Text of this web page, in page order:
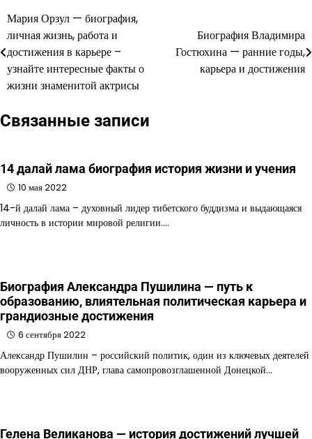
Навигация
по
записям
Мария Орзул — биография,
личная жизнь, работа и
достижения в карьере –
узнайте интересные факты о
жизни знаменитой актрисы
Биография Владимира
Гостюхина — ранние годы,
карьера и достижения
Связанные записи
14 далай лама биография история жизни и учения
10 мая 2022
14-й далай лама – духовный лидер тибетского буддизма и выдающаяся
личность в истории мировой религии.…
Биография Александра Пушилина — путь к
образованию, влиятельная политическая карьера и
грандиозные достижения
6 сентября 2022
Александр Пушилин – российский политик, один из ключевых деятелей
вооруженных сил ДНР, глава самопровозглашенной Донецкой…
Гелена Великанова — история достижений лучшей